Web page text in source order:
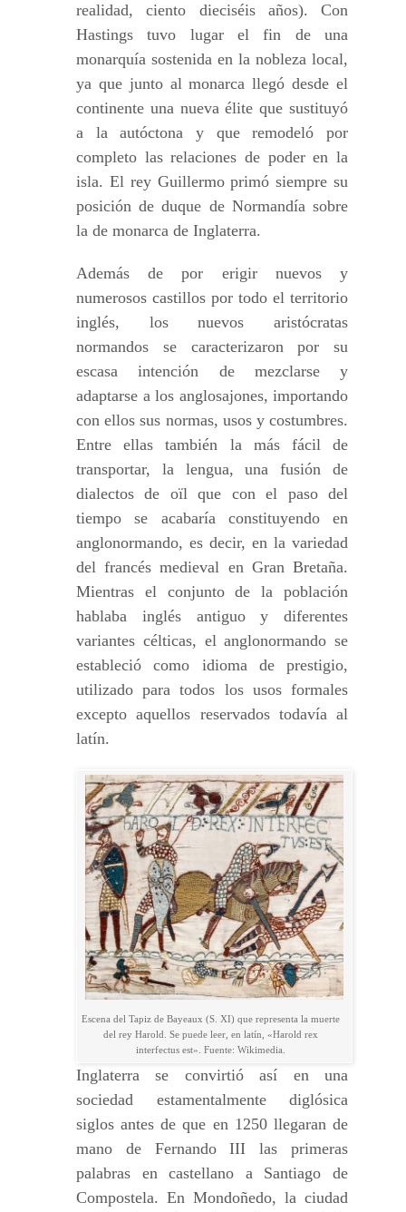
realidad, ciento dieciséis años). Con
Hastings tuvo lugar el fin de una
monarquía sostenida en la nobleza local,
ya que junto al monarca llegó desde el
continente una nueva élite que sustituyó
a la autóctona y que remodeló por
completo las relaciones de poder en la
isla. El rey Guillermo primó siempre su
posición de duque de Normandía sobre
la de monarca de Inglaterra.
Además de por erigir nuevos y
numerosos castillos por todo el territorio
inglés, los nuevos aristócratas
normandos se caracterizaron por su
escasa intención de mezclarse y
adaptarse a los anglosajones, importando
con ellos sus normas, usos y costumbres.
Entre ellas también la más fácil de
transportar, la lengua, una fusión de
dialectos de oïl que con el paso del
tiempo se acabaría constituyendo en
anglonormando, es decir, en la variedad
del francés medieval en Gran Bretaña.
Mientras el conjunto de la población
hablaba inglés antiguo y diferentes
variantes célticas, el anglonormando se
estableció como idioma de prestigio,
utilizado para todos los usos formales
excepto aquellos reservados todavía al
latín.
Escena del Tapiz de Bayeaux (S. XI) que representa la muerte
del rey Harold. Se puede leer, en latín, «Harold rex
interfectus est». Fuente: Wikimedia.
Inglaterra se convirtió así en una
sociedad estamentalmente diglósica
siglos antes de que en 1250 llegaran de
mano de Fernando III las primeras
palabras en castellano a Santiago de
Compostela. En Mondoñedo, la ciudad